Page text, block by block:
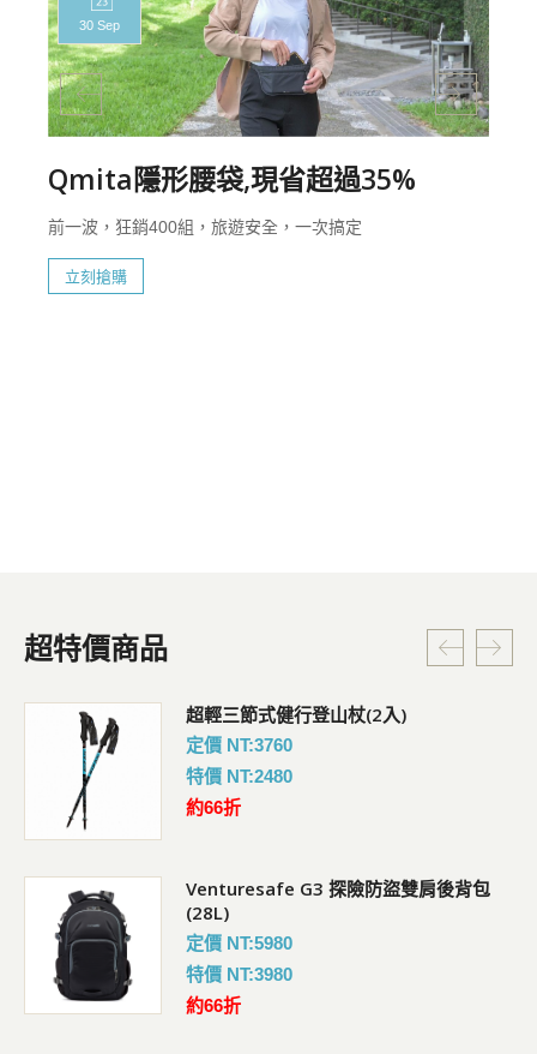
30 Sep
Qmita隱形腰袋,現省超過35%
前一波，狂銷400組，旅遊安全，一次搞定
立刻搶購
超特價商品
超輕三節式健行登山杖(2入)
定價 NT:3760
特價 NT:2480
約66折
Venturesafe G3 探險防盜雙肩後背包
(28L)
定價 NT:5980
特價 NT:3980
約66折